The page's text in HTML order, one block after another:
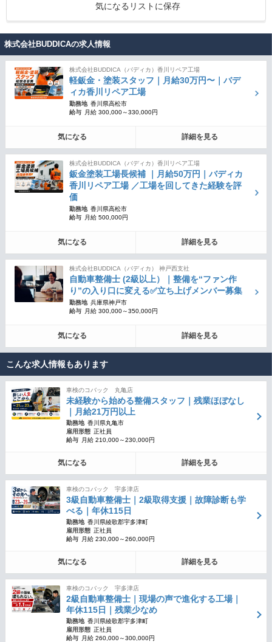
気になるリストに保存
株式会社BUDDICAの求人情報
株式会社BUDDICA（バディカ）香川リペア工場
軽鈑金・塗装スタッフ｜月給30万円〜｜バデ
ィカ香川リペア工場
勤務地 香川県高松市
給与
月給 300,000～330,000円
気になる 詳細を見る
株式会社BUDDICA（バディカ）香川リペア工場
鈑金塗装工場長候補 ｜月給50万円｜バディカ
香川リペア工場 ／工場を回してきた経験を評
価
勤務地 香川県高松市
給与
月給 500,000円
気になる 詳細を見る
株式会社BUDDICA（バディカ） 神戸西支社
自動車整備士 (2級以上）｜整備を“ファン作
り”の入り口に変える✅立ち上げメンバー募集
勤務地 兵庫県神戸市
給与
月給 300,000～350,000円
気になる 詳細を見る
こんな求人情報もあります
車検のコバック 丸亀店
未経験から始める整備スタッフ｜残業ほぼなし
｜月給21万円以上
勤務地 香川県丸亀市
雇用形態 正社員
給与
月給 210,000～230,000円
気になる 詳細を見る
車検のコバック 宇多津店
3級自動車整備士｜2級取得支援｜故障診断も学
べる｜年休115日
勤務地 香川県綾歌郡宇多津町
雇用形態 正社員
給与
月給 230,000～260,000円
気になる 詳細を見る
車検のコバック 宇多津店
2級自動車整備士｜現場の声で進化する工場｜
年休115日｜残業少なめ
勤務地 香川県綾歌郡宇多津町
雇用形態 正社員
給与
月給 260,000～300,000円